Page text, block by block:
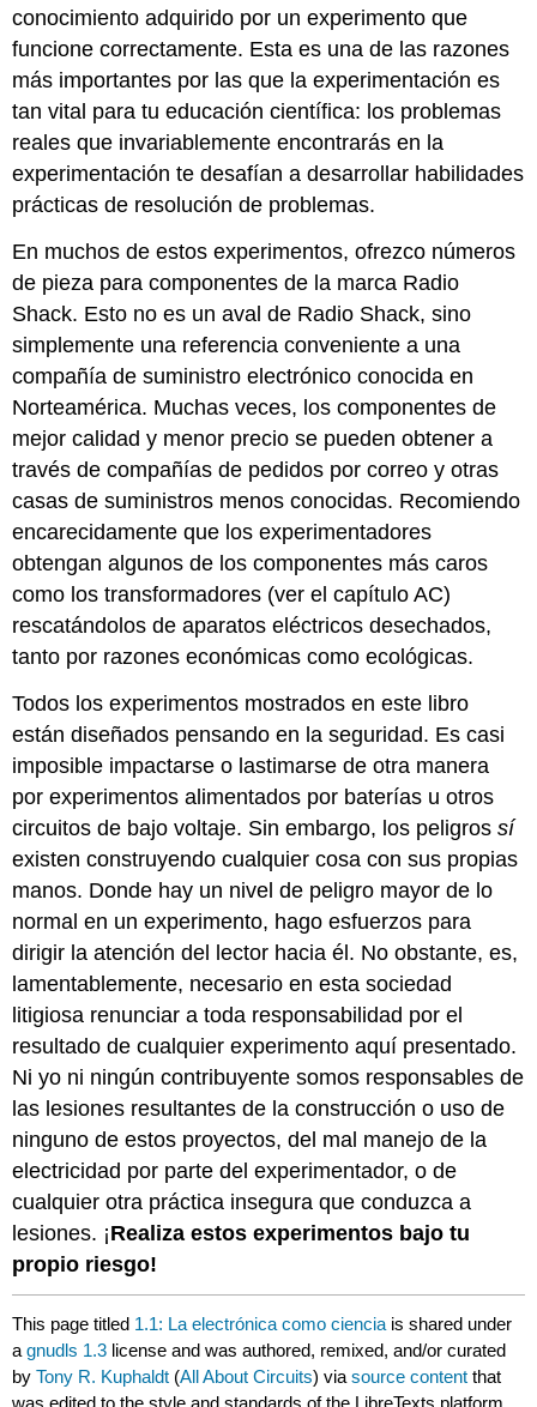
conocimiento adquirido por un experimento que
funcione correctamente. Esta es una de las razones
más importantes por las que la experimentación es
tan vital para tu educación científica: los problemas
reales que invariablemente encontrarás en la
experimentación te desafían a desarrollar habilidades
prácticas de resolución de problemas.
En muchos de estos experimentos, ofrezco números
de pieza para componentes de la marca Radio
Shack. Esto no es un aval de Radio Shack, sino
simplemente una referencia conveniente a una
compañía de suministro electrónico conocida en
Norteamérica. Muchas veces, los componentes de
mejor calidad y menor precio se pueden obtener a
través de compañías de pedidos por correo y otras
casas de suministros menos conocidas. Recomiendo
encarecidamente que los experimentadores
obtengan algunos de los componentes más caros
como los transformadores (ver el capítulo AC)
rescatándolos de aparatos eléctricos desechados,
tanto por razones económicas como ecológicas.
Todos los experimentos mostrados en este libro
están diseñados pensando en la seguridad. Es casi
imposible impactarse o lastimarse de otra manera
por experimentos alimentados por baterías u otros
circuitos de bajo voltaje. Sin embargo, los peligrossí
existen construyendo cualquier cosa con sus propias
manos. Donde hay un nivel de peligro mayor de lo
normal en un experimento, hago esfuerzos para
dirigir la atención del lector hacia él. No obstante, es,
lamentablemente, necesario en esta sociedad
litigiosa renunciar a toda responsabilidad por el
resultado de cualquier experimento aquí presentado.
Ni yo ni ningún contribuyente somos responsables de
las lesiones resultantes de la construcción o uso de
ninguno de estos proyectos, del mal manejo de la
electricidad por parte del experimentador, o de
cualquier otra práctica insegura que conduzca a
lesiones. ¡Realiza estos experimentos bajo tu
propio riesgo!
This page titled 1.1: La electrónica como ciencia is shared under
agnudls 1.3 license and was authored, remixed, and/or curated
byTony R. Kuphaldt (All About Circuits) viasource content that